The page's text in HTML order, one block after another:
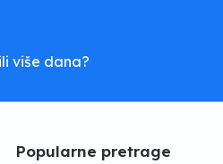
više dana?
Popularne pretrage